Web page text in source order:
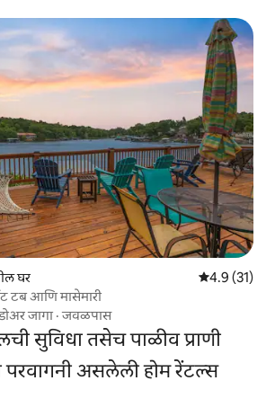
घर 5 पैकी 4.9
4.9 (31)
टब आणि मासेमारी
जागा ·जवळपास
सुविधा तसेच पाळीव प्राणी
असलेली होम रेंटल्स